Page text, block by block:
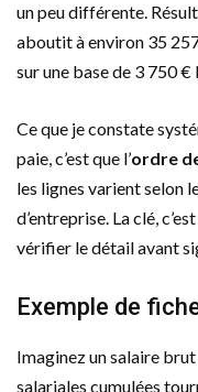
un peu différente.
aboutit à environ 35
sur une base de 3 750
Ce que je constate
paie, c’est que l’ordre
les lignes varient selon
d’entreprise. La clé,
vérifier le détail avant
Exemple de
Imaginez un salaire
salariales cumulées